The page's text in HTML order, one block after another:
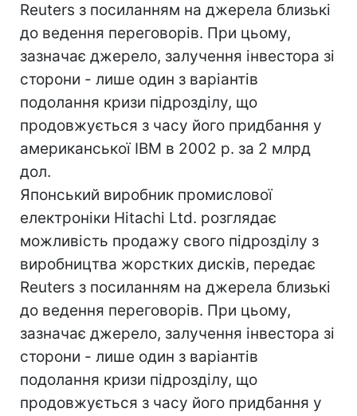
Reuters з посиланням на джерела близькі
до ведення переговорів. При цьому,
зазначає джерело, залучення інвестора зі
сторони - лише один з варіантів
подолання кризи підрозділу, що
продовжується з часу його придбання у
американської IBM в 2002 р. за 2 млрд
дол.
Японський виробник промислової
електроніки Hitachi Ltd. розглядає
можливість продажу свого підрозділу з
виробництва жорстких дисків, передає
Reuters з посиланням на джерела близькі
до ведення переговорів. При цьому,
зазначає джерело, залучення інвестора зі
сторони - лише один з варіантів
подолання кризи підрозділу, що
продовжується з часу його придбання у